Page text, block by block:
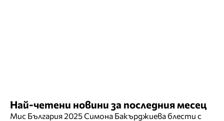
Най-четени новини за последния месец
Мис България 2025 Симона Бакърджиева блести с